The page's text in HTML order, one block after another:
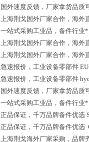
国外速度反馈，厂家拿货品质
上海荆戈国外厂家合作，海外
一站式采购工业品 ， 备件行业*
上海荆戈国外厂家合作，海外
上海荆戈国外厂家合作，海外
急速报价， 工业设备零部件
急速报价， 工业设备零部件
国外速度反馈，厂家拿货品质
一站式采购工业品 ， 备件行业*
正品保证 ，千万品牌备件优选
正品保证 ，千万品牌备件优选
上海荆戈海外厂家采购 ，品牌